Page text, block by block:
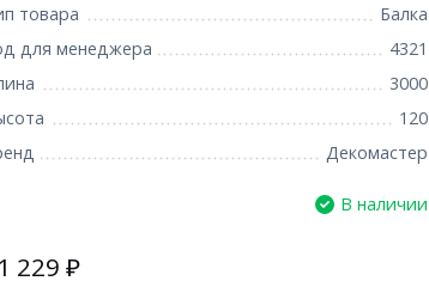
товара
Балка
для менеджера
4321
3000
120
Декомастер
В наличии
229 ₽